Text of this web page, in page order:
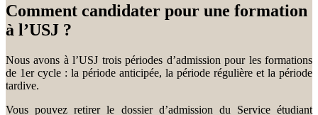
Comment candidater pour une formation
à l’USJ ?
Nous avons à l’USJ trois périodes d’admission pour les formations
de 1er cycle : la période anticipée, la période régulière et la période
tardive.
Vous pouvez retirer le dossier d’admission du Service étudiant